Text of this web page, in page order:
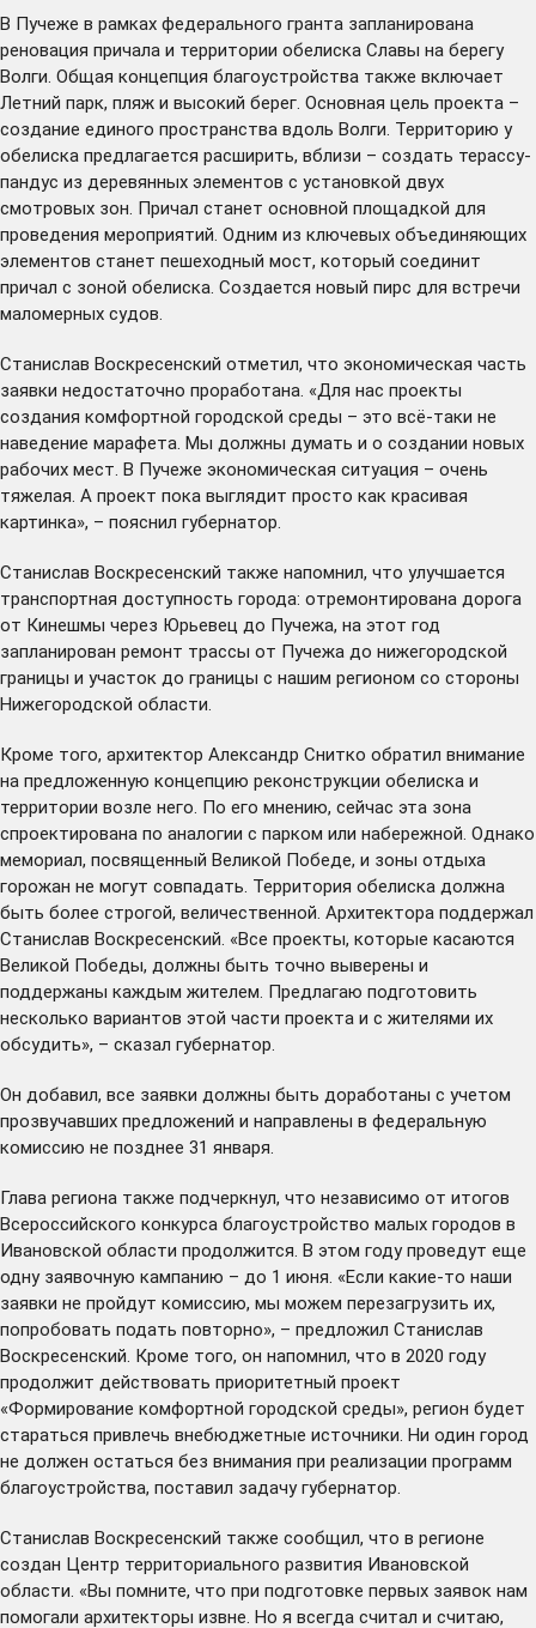
В Пучеже в рамках федерального гранта запланирована
реновация причала и территории обелиска Славы на берегу
Волги. Общая концепция благоустройства также включает
Летний парк, пляж и высокий берег. Основная цель проекта –
создание единого пространства вдоль Волги. Территорию у
обелиска предлагается расширить, вблизи – создать терассу-
пандус из деревянных элементов с установкой двух
смотровых зон. Причал станет основной площадкой для
проведения мероприятий. Одним из ключевых объединяющих
элементов станет пешеходный мост, который соединит
причал с зоной обелиска. Создается новый пирс для встречи
маломерных судов.
Станислав Воскресенский отметил, что экономическая часть
заявки недостаточно проработана. «Для нас проекты
создания комфортной городской среды – это всё-таки не
наведение марафета. Мы должны думать и о создании новых
рабочих мест. В Пучеже экономическая ситуация – очень
тяжелая. А проект пока выглядит просто как красивая
картинка», – пояснил губернатор.
Станислав Воскресенский также напомнил, что улучшается
транспортная доступность города: отремонтирована дорога
от Кинешмы через Юрьевец до Пучежа, на этот год
запланирован ремонт трассы от Пучежа до нижегородской
границы и участок до границы с нашим регионом со стороны
Нижегородской области.
Кроме того, архитектор Александр Снитко обратил внимание
на предложенную концепцию реконструкции обелиска и
территории возле него. По его мнению, сейчас эта зона
спроектирована по аналогии с парком или набережной. Однако
мемориал, посвященный Великой Победе, и зоны отдыха
горожан не могут совпадать. Территория обелиска должна
быть более строгой, величественной. Архитектора поддержал
Станислав Воскресенский. «Все проекты, которые касаются
Великой Победы, должны быть точно выверены и
поддержаны каждым жителем. Предлагаю подготовить
несколько вариантов этой части проекта и с жителями их
обсудить», – сказал губернатор.
Он добавил, все заявки должны быть доработаны с учетом
прозвучавших предложений и направлены в федеральную
комиссию не позднее 31 января.
Глава региона также подчеркнул, что независимо от итогов
Всероссийского конкурса благоустройство малых городов в
Ивановской области продолжится. В этом году проведут еще
одну заявочную кампанию – до 1 июня. «Если какие-то наши
заявки не пройдут комиссию, мы можем перезагрузить их,
попробовать подать повторно», – предложил Станислав
Воскресенский. Кроме того, он напомнил, что в 2020 году
продолжит действовать приоритетный проект
«Формирование комфортной городской среды», регион будет
стараться привлечь внебюджетные источники. Ни один город
не должен остаться без внимания при реализации программ
благоустройства, поставил задачу губернатор.
Станислав Воскресенский также сообщил, что в регионе
создан Центр территориального развития Ивановской
области. «Вы помните, что при подготовке первых заявок нам
помогали архитекторы извне. Но я всегда считал и считаю,